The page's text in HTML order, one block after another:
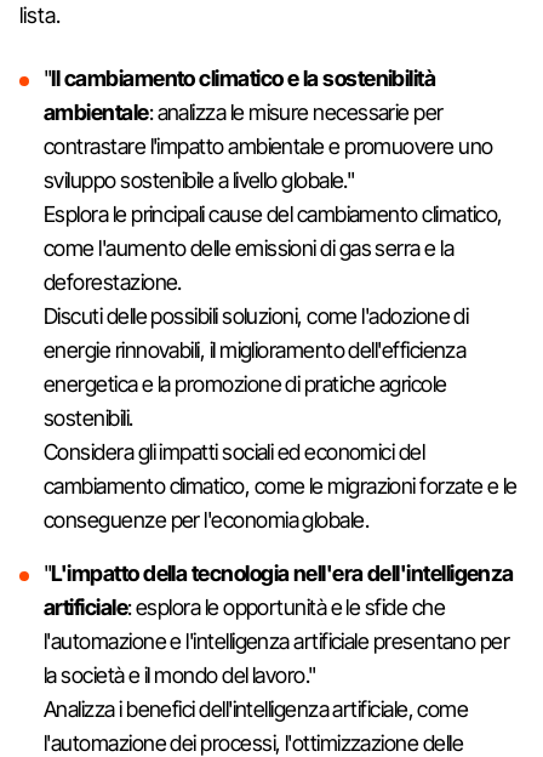
lista.
"Il cambiamento climatico e la sostenibilità
ambientale: analizza le misure necessarie per
contrastare l'impatto ambientale e promuovere uno
sviluppo sostenibile a livello globale."
Esplora le principali cause del cambiamento climatico,
come l'aumento delle emissioni di gas serra e la
deforestazione.
Discuti delle possibili soluzioni, come l'adozione di
energie rinnovabili, il miglioramento dell'efficienza
energetica e la promozione di pratiche agricole
sostenibili.
Considera gli impatti sociali ed economici del
cambiamento climatico, come le migrazioni forzate e le
conseguenze per l'economia globale.
"L'impatto della tecnologia nell'era dell'intelligenza
artificiale: esplora le opportunità e le sfide che
l'automazione e l'intelligenza artificiale presentano per
la società e il mondo del lavoro."
Analizza i benefici dell'intelligenza artificiale, come
l'automazione dei processi, l'ottimizzazione delle